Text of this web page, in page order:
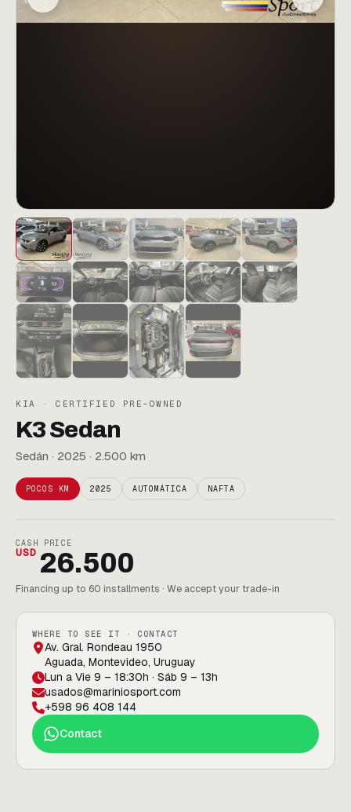
KIA · CERTIFIED PRE-OWNED
K3 Sedan
Sedán · 2025 · 2.500 km
POCOS KM 2025 AUTOMÁTICA NAFTA
CASH PRICE
USD 26.500
Financing up to 60 installments · We accept your trade-in
WHERE TO SEE IT · CONTACT
Av. Gral. Rondeau 1950
Aguada, Montevideo, Uruguay
Lun a Vie 9 – 18:30h · Sáb 9 – 13h
usados@mariniosport.com
+598 96 408 144
Contact